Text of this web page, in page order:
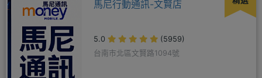
馬尼行動通訊-文賢店
5.0
(5959)
台南市北區文賢路1094號